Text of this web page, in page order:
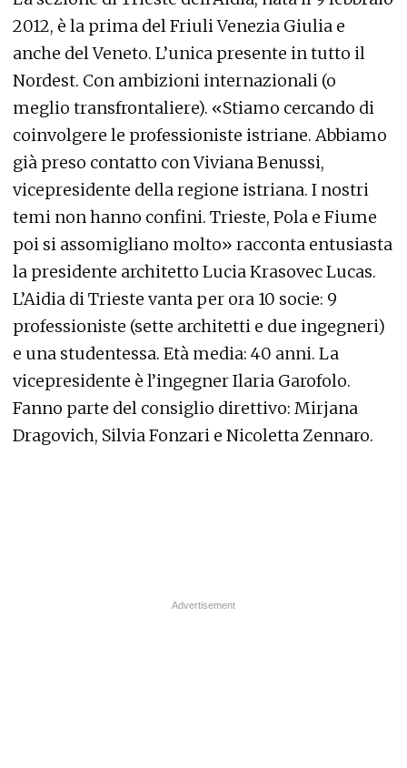
2012, è la prima del Friuli Venezia Giulia e
anche del Veneto. L’unica presente in tutto il
Nordest. Con ambizioni internazionali (o
meglio transfrontaliere). «Stiamo cercando di
coinvolgere le professioniste istriane. Abbiamo
già preso contatto con Viviana Benussi,
vicepresidente della regione istriana. I nostri
temi non hanno confini. Trieste, Pola e Fiume
poi si assomigliano molto» racconta entusiasta
la presidente architetto Lucia Krasovec Lucas.
L’Aidia di Trieste vanta per ora 10 socie: 9
professioniste (sette architetti e due ingegneri)
e una studentessa. Età media: 40 anni. La
vicepresidente è l’ingegner Ilaria Garofolo.
Fanno parte del consiglio direttivo: Mirjana
Dragovich, Silvia Fonzari e Nicoletta Zennaro.